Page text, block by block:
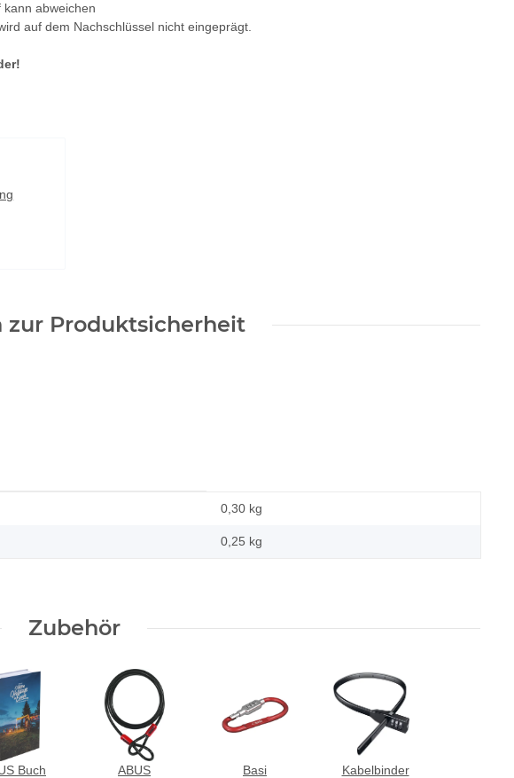
kann abweichen
auf dem Nachschlüssel nicht eingeprägt.
zur Produktsicherheit
0,30 kg
0,25 kg
Zubehör
Buch
ABUS
Basi
Kabelbinder